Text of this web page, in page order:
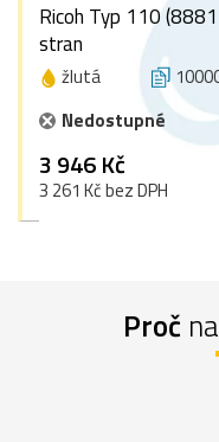
Ricoh Typ 110
stran
žlutá
Nedostupné
3 946 Kč
3 261 Kč bez DPH
Proč